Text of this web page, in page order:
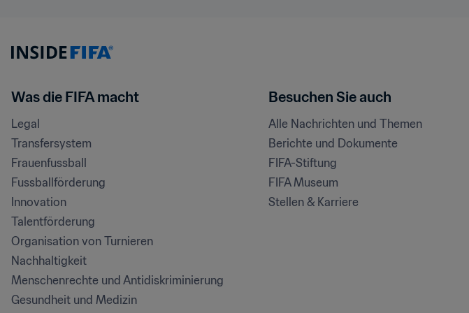
Was die FIFA macht
Legal
Transfersystem
Frauenfussball
Fussballförderung
Innovation
Talentförderung
Organisation von Turnieren
Nachhaltigkeit
Menschenrechte und Antidiskriminierung
Gesundheit und Medizin
Besuchen Sie auch
Alle Nachrichten und Themen
Berichte und Dokumente
FIFA-Stiftung
FIFA Museum
Stellen & Karriere